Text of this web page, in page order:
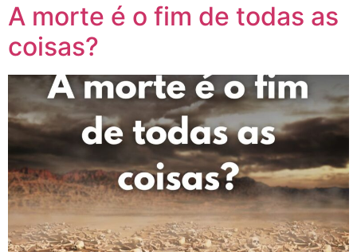
A morte é o fim de todas as
coisas?